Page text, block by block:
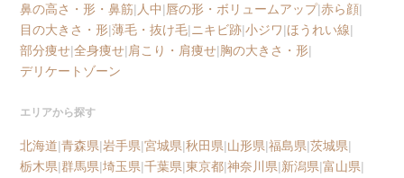
鼻の高さ・形・鼻筋| 人中|唇の形・ボリュームアップ|赤ら顔|
目の大きさ・形|薄毛・抜け毛| ニキビ跡|小ジワ|ほうれい線|
部分痩せ|全身痩せ|肩こり・肩痩せ|胸の大きさ・形|
デリケートゾーン
エリアから探す
北海道|青森県|岩手県|宮城県|秋田県|山形県|福島県|茨城県|
栃木県|群馬県|埼玉県|千葉県|東京都|神奈川県|新潟県|富山県|